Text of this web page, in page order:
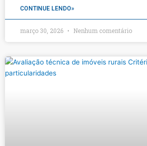
CONTINUE LENDO»
março 30, 2026 Nenhum comentário